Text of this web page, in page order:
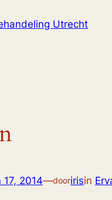
Utrecht
17, 2014—dooririsin